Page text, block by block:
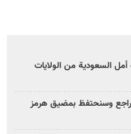
السعودية من الولايات
وسنحتفظ بمضيق هرمز